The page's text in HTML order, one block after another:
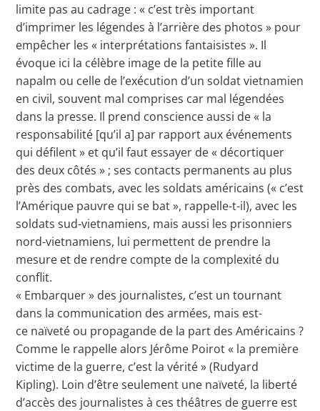
limite pas au cadrage : « c’est très important
d’imprimer les légendes à l’arrière des photos » pour
empêcher les « interprétations fantaisistes ». Il
évoque ici la célèbre image de la petite fille au
napalm ou celle de l’exécution d’un soldat vietnamien
en civil, souvent mal comprises car mal légendées
dans la presse. Il prend conscience aussi de « la
responsabilité [qu’il a] par rapport aux événements
qui défilent » et qu’il faut essayer de « décortiquer
des deux côtés » ; ses contacts permanents au plus
près des combats, avec les soldats américains (« c’est
l’Amérique pauvre qui se bat », rappelle-t-il), avec les
soldats sud-vietnamiens, mais aussi les prisonniers
nord-vietnamiens, lui permettent de prendre la
mesure et de rendre compte de la complexité du
conflit.
« Embarquer » des journalistes, c’est un tournant
dans la communication des armées, mais est-
ce naïveté ou propagande de la part des Américains ?
Comme le rappelle alors Jérôme Poirot « la première
victime de la guerre, c’est la vérité » (Rudyard
Kipling). Loin d’être seulement une naïveté, la liberté
d’accès des journalistes à ces théâtres de guerre est